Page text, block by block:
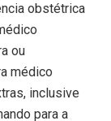
obstétrica
ou
médico
inclusive
para a